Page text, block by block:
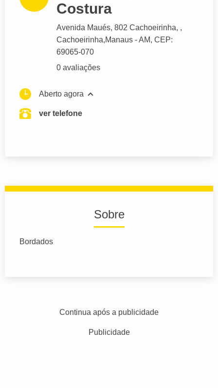
Costura
Avenida Maués, 802 Cachoeirinha, ,
Cachoeirinha,Manaus - AM, CEP:
69065-070
0 avaliações
Aberto agora
ver telefone
Sobre
Bordados
Continua após a publicidade
Publicidade